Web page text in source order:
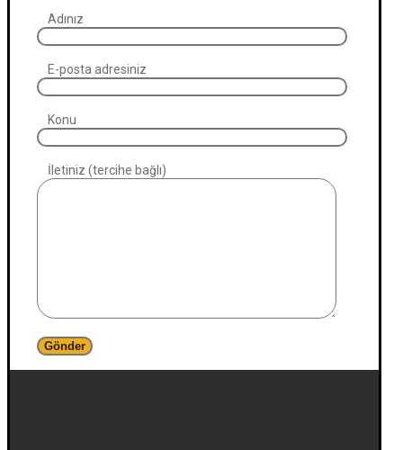
Adınız
E-posta adresiniz
Konu
İletiniz (tercihe bağlı)